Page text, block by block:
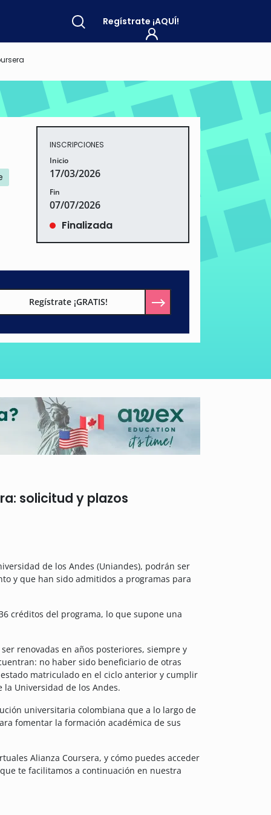
Regístrate ¡AQUÍ!
INSCRIPCIONES
Inicio
17/03/2026
Fin
07/07/2026
Finalizada
Regístrate ¡GRATIS!
solicitud y plazos
de los Andes (Uniandes), podrán ser
y que han sido admitidos a programas para
créditos del programa, lo que supone una
renovadas en años posteriores, siempre y
no haber sido beneficiario de otras
matriculado en el ciclo anterior y cumplir
la Universidad de los Andes.
universitaria colombiana que a lo largo de
fomentar la formación académica de sus
Alianza Coursera, y cómo puedes acceder
te facilitamos a continuación en nuestra